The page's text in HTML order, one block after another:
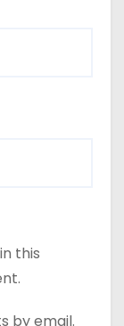
this
by email.